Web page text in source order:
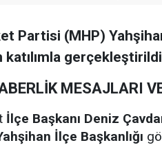
Partisi (MHP)
MESAJLARI
İlçe Başkanı Deniz
İlçe Başkanlığı